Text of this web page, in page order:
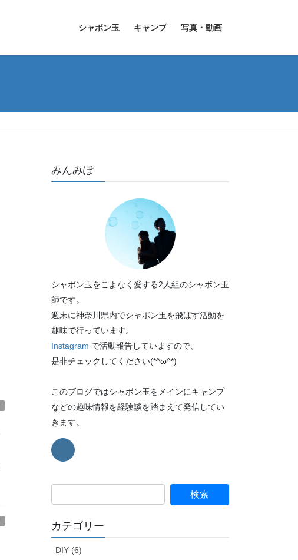
シャボン玉 キャンプ 写真・動画
みんみぽ
シャボン玉をこよなく愛する2人組のシャボン玉
師です。
週末に神奈川県内でシャボン玉を飛ばす活動を
趣味で行っています。
Instagram で活動報告していますので、
是非チェックしてください(*^ω^*)
このブログではシャボン玉をメインにキャンプ
などの趣味情報を経験談を踏まえて発信してい
きます。
カテゴリー
DIY (6)